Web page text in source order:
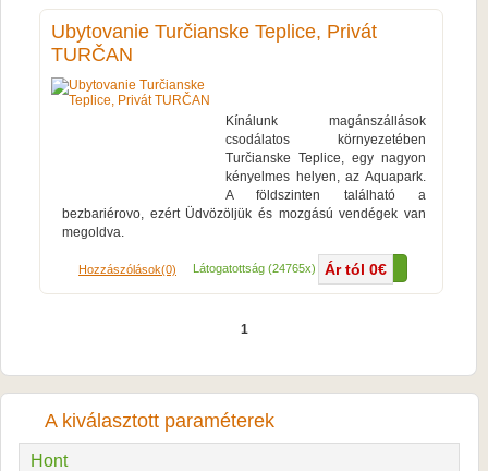
Ubytovanie Turčianske Teplice, Privát
TURČAN
Ár tól 0€
Kínálunk magánszállások
csodálatos környezetében
Turčianske Teplice, egy nagyon
kényelmes helyen, az Aquapark.
A földszinten található a
bezbariérovo, ezért Üdvözöljük és mozgású vendégek van
megoldva.
Hozzászólások(0) Látogatottság (24765x) Több...
1
A kiválasztott paraméterek
Hont